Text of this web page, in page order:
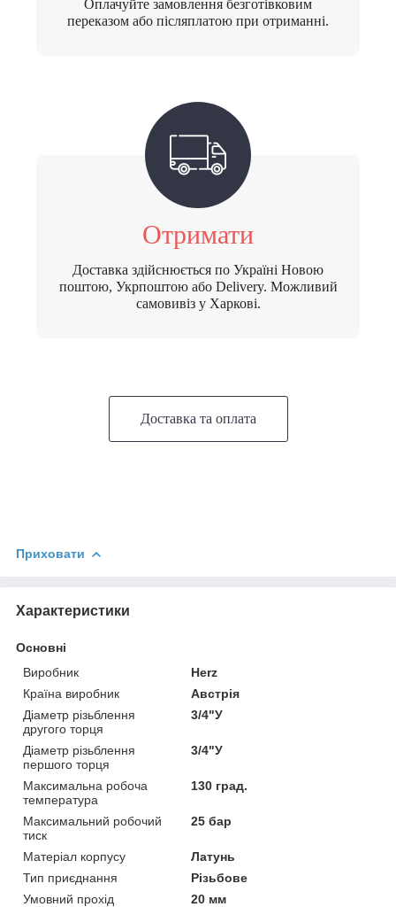
Оплачуйте замовлення безготівковим
переказом або післяплатою при отриманні.
Отримати
Доставка здійснюється по Україні Новою
поштою, Укрпоштою або Delivery. Можливий
самовивіз у Харкові.
Доставка та оплата
Приховати
Характеристики
Основні
Виробник
Herz
Країна виробник
Австрія
Діаметр різьблення
другого торця
3/4"У
Діаметр різьблення
першого торця
3/4"У
Максимальна робоча
температура
130 град.
Максимальний робочий
тиск
25 бар
Матеріал корпусу
Латунь
Тип приєднання
Різьбове
Умовний прохід
20 мм